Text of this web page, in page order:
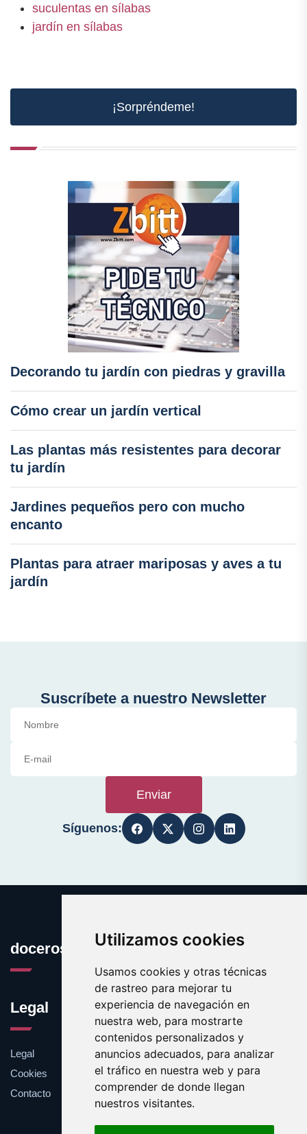
Utilizamos cookies
Usamos cookies y otras técnicas
de rastreo para mejorar tu
experiencia de navegación en
nuestra web, para mostrarte
contenidos personalizados y
anuncios adecuados, para analizar
el tráfico en nuestra web y para
comprender de donde llegan
nuestros visitantes.
suculentas en sílabas
jardín en sílabas
¡Sorpréndeme!
Decorando tu jardín con piedras y gravilla
Cómo crear un jardín vertical
Las plantas más resistentes para decorar
tu jardín
Jardines pequeños pero con mucho
encanto
Plantas para atraer mariposas y aves a tu
jardín
Suscríbete a nuestro Newsletter
Enviar
Síguenos:
docerosas.com
Legal
Legal
Cookies
Contacto